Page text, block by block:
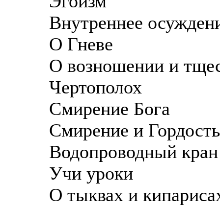
Внутреннее
О Гневе
О возношении и
Чертополох
Смирение Бога
Смирение и Гордость
Водопроводный кран
Учи уроки
О тыквах и